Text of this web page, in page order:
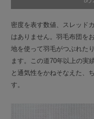
密度を表す数値、スレッド
はありません。羽毛布団を
地を使って羽毛がつぶれた
ます。この道70年以上の実
と通気性をかねそなえた、
す。